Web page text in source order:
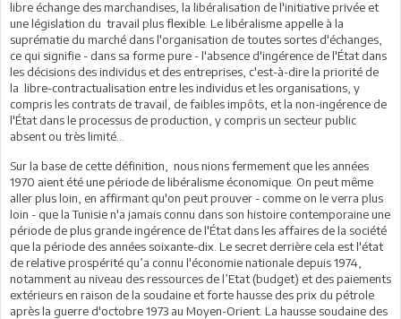
libre échange des marchandises, la libéralisation de l'initiative privée et
une législation du travail plus flexible. Le libéralisme appelle à la
suprématie du marché dans l'organisation de toutes sortes d'échanges,
ce qui signifie - dans sa forme pure - l'absence d'ingérence de l'État dans
les décisions des individus et des entreprises, c'est-à-dire la priorité de
la libre-contractualisation entre les individus et les organisations, y
compris les contrats de travail, de faibles impôts, et la non-ingérence de
l'État dans le processus de production, y compris un secteur public
absent ou très limité...
Sur la base de cette définition, nous nions fermement que les années
1970 aient été une période de libéralisme économique. On peut même
aller plus loin, en affirmant qu'on peut prouver - comme on le verra plus
loin - que la Tunisie n'a jamais connu dans son histoire contemporaine une
période de plus grande ingérence de l'État dans les affaires de la société
que la période des années soixante-dix. Le secret derrière cela est l'état
de relative prospérité qu’a connu l'économie nationale depuis 1974,
notamment au niveau des ressources de l’Etat (budget) et des paiements
extérieurs en raison de la soudaine et forte hausse des prix du pétrole
après la guerre d'octobre 1973 au Moyen-Orient. La hausse soudaine des